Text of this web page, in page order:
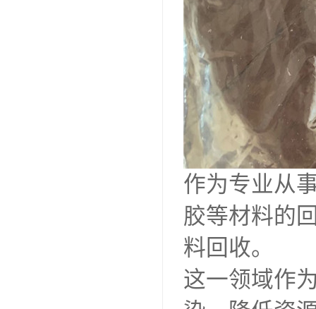
作为专业从
胶等材料的
料回收。
这一领域作